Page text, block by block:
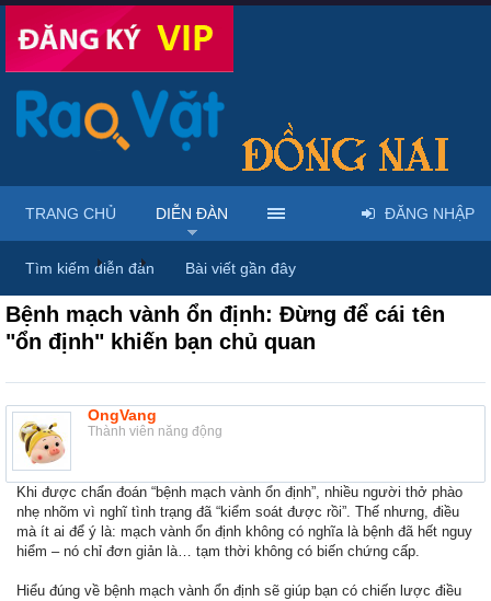
Diễn đàn ... Dược phẩm, y tế & sách báo
Bệnh mạch vành ổn định: Đừng để cái tên
"ổn định" khiến bạn chủ quan
OngVang
Thành viên năng động
Khi được chẩn đoán “bệnh mạch vành ổn định”, nhiều người thở phào
nhẹ nhõm vì nghĩ tình trạng đã “kiểm soát được rồi”. Thế nhưng, điều
mà ít ai để ý là: mạch vành ổn định không có nghĩa là bệnh đã hết nguy
hiểm – nó chỉ đơn giản là… tạm thời không có biến chứng cấp.
Hiểu đúng về bệnh mạch vành ổn định sẽ giúp bạn có chiến lược điều
TRANG CHỦ DIỄN ĐÀN
Tìm kiếm diễn đàn Bài viết gần đây
ĐĂNG NHẬP